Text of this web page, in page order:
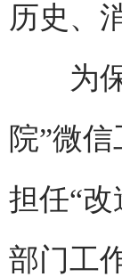
历史、
为保
院”微
担任“
部门工